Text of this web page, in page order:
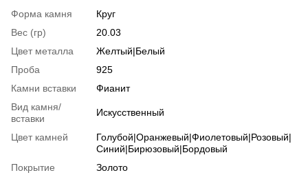
Форма камня
Круг
Вес (гр)
20.03
Цвет металла
Желтый|Белый
Проба
925
Камни вставки
Фианит
Вид камня/
вставки
Искусственный
Цвет камней
Голубой|Оранжевый|Фиолетовый|Розовый|
Синий|Бирюзовый|Бордовый
Покрытие
Золото